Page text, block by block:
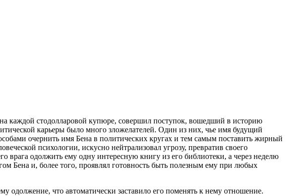
каждой стодолларовой купюре, совершил поступок, вошедший в историю
карьеры было много зложелателей. Один из них, чье имя будущий
очернить имя Бена в политических кругах и тем самым поставить жирный
психологии, искусно нейтрализовал угрозу, превратив своего
врага одолжить ему одну интересную книгу из его библиотеки, а через неделю
Бена и, более того, проявлял готовность быть полезным ему при любых
что автоматически заставило его поменять к нему отношение.